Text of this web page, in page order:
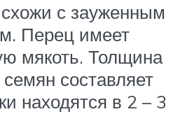
с зауженным
Перец имеет
мякоть. Толщина
составляет
находятся в 2 – 3